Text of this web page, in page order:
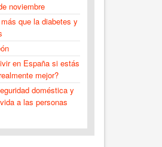
noviembre
que la diabetes y
en España si estás
mejor?
doméstica y
a las personas